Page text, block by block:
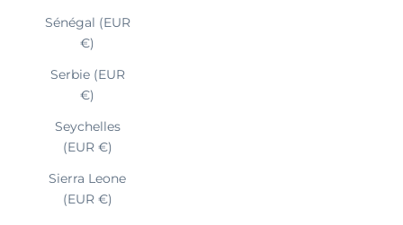
Sénégal (EUR
€)
Serbie (EUR
€)
Seychelles
(EUR €)
Sierra Leone
(EUR €)